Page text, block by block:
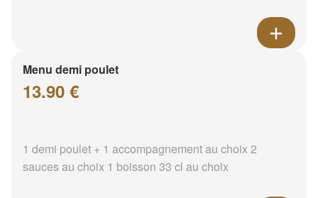
Menu demi poulet
13.90 €
1 demi poulet + 1 accompagnement au choix 2
sauces au choix 1 boisson 33 cl au choix